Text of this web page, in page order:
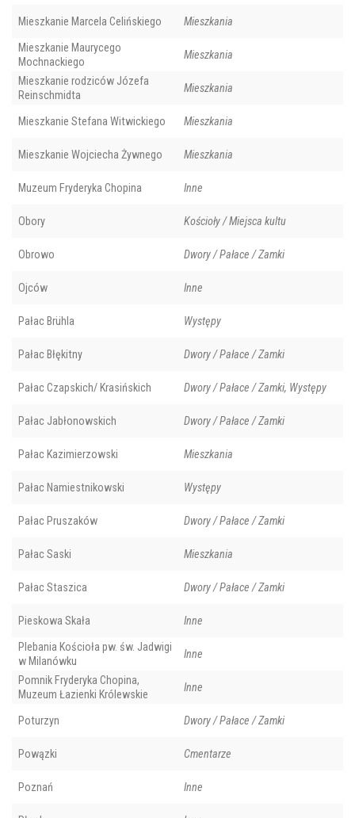
Mieszkanie Marcela Celińskiego Mieszkania
Mieszkanie Maurycego
Mochnackiego
Mieszkania
Mieszkanie rodziców Józefa
Reinschmidta
Mieszkania
Mieszkanie Stefana Witwickiego Mieszkania
Mieszkanie Wojciecha Żywnego Mieszkania
Muzeum Fryderyka Chopina Inne
Obory Kościoły / Miejsca kultu
Obrowo Dwory / Pałace / Zamki
Ojców Inne
Pałac Brühla Występy
Pałac Błękitny Dwory / Pałace / Zamki
Pałac Czapskich/ Krasińskich Dwory / Pałace / Zamki, Występy
Pałac Jabłonowskich Dwory / Pałace / Zamki
Pałac Kazimierzowski Mieszkania
Pałac Namiestnikowski Występy
Pałac Pruszaków Dwory / Pałace / Zamki
Pałac Saski Mieszkania
Pałac Staszica Dwory / Pałace / Zamki
Pieskowa Skała Inne
Plebania Kościoła pw. św. Jadwigi
w Milanówku
Inne
Pomnik Fryderyka Chopina,
Muzeum Łazienki Królewskie
Inne
Poturzyn Dwory / Pałace / Zamki
Powązki Cmentarze
Poznań Inne